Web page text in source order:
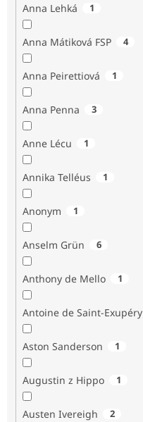
Anna Lehká 1
Anna Mátiková FSP 4
Anna Peirettiová 1
Anna Penna 3
Anne Lécu 1
Annika Telléus 1
Anonym 1
Anselm Grün 6
Anthony de Mello 1
Antoine de Saint-Exupéry
Aston Sanderson 1
Augustin z Hippo 1
Austen Ivereigh 2